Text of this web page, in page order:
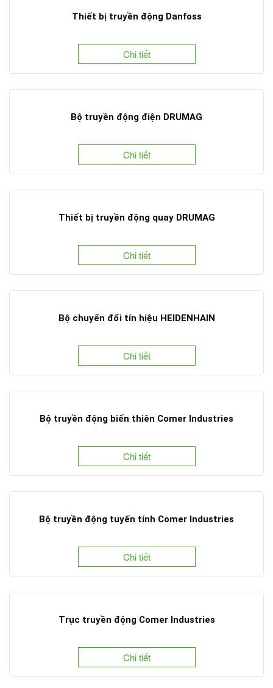
Thiết bị truyền động Danfoss
Chi tiết
Bộ truyền động điện DRUMAG
Chi tiết
Thiết bị truyền động quay DRUMAG
Chi tiết
Bộ chuyển đổi tín hiệu HEIDENHAIN
Chi tiết
Bộ truyền động biến thiên Comer Industries
Chi tiết
Bộ truyền động tuyến tính Comer Industries
Chi tiết
Trục truyền động Comer Industries
Chi tiết